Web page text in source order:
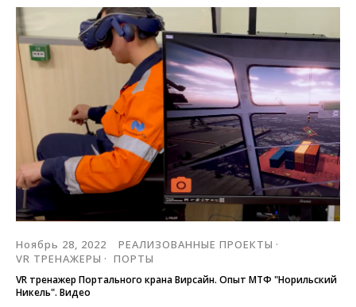
Ноябрь 28, 2022
РЕАЛИЗОВАННЫЕ ПРОЕКТЫ
VR ТРЕНАЖЕРЫ
ПОРТЫ
VR тренажер Портального крана Вирсайн. Опыт МТФ "Норильский
Никель". Видео